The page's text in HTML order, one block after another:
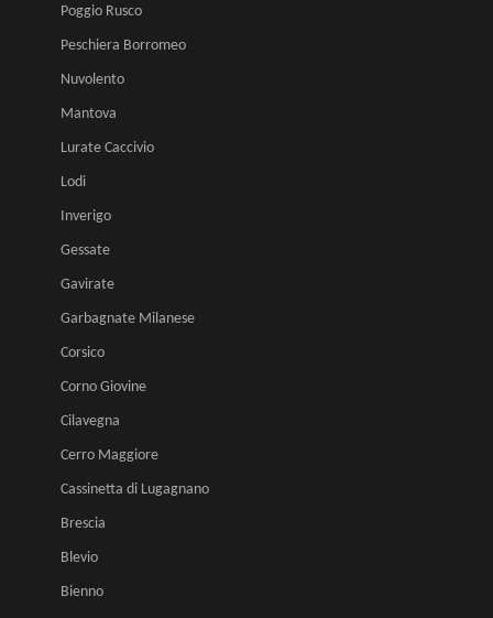
Poggio Rusco
Peschiera Borromeo
Nuvolento
Mantova
Lurate Caccivio
Lodi
Inverigo
Gessate
Gavirate
Garbagnate Milanese
Corsico
Corno Giovine
Cilavegna
Cerro Maggiore
Cassinetta di Lugagnano
Brescia
Blevio
Bienno